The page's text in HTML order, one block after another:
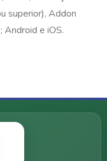
superior), Addon
e iOS.